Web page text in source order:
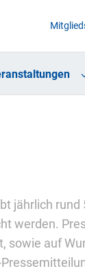
jährlich
werden.
auf